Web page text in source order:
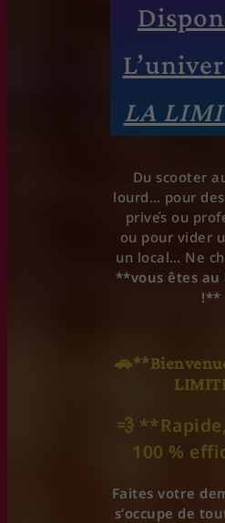
LA
Du scooter
lourd… pour
privés ou
ou pour vider
un local… Ne
**vous êtes
!**
💨 **
100 %
Faites votre
s’occupe de